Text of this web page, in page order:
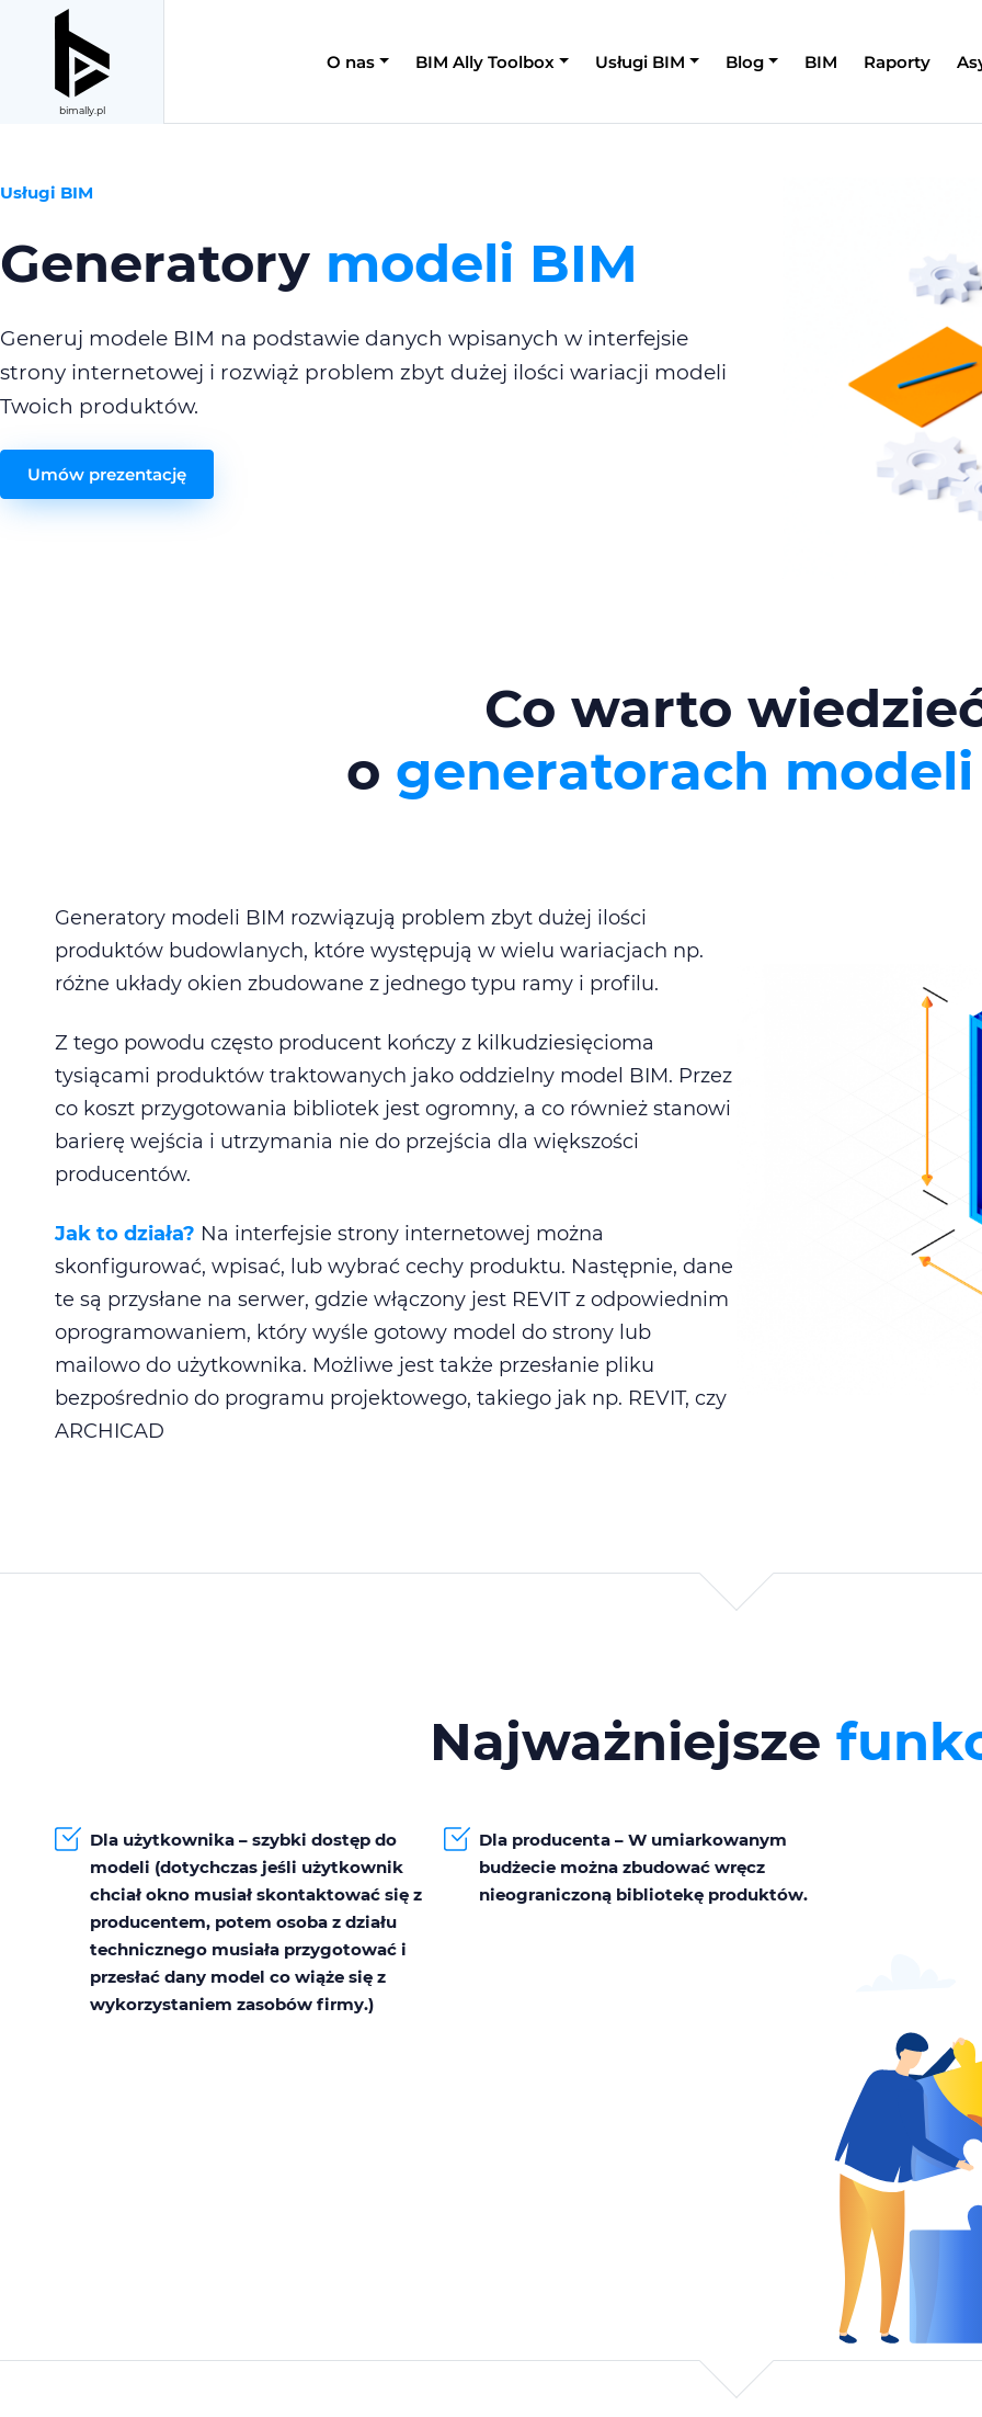
bimally.pl
O nas BIM Ally Toolbox Usługi BIM Blog BIM Raporty
Usługi BIM
Generatory modeli BIM
Generuj modele BIM na podstawie danych wpisanych w interfejsie
strony internetowej i rozwiąż problem zbyt dużej ilości wariacji modeli
Twoich produktów.
Umów prezentację
Co warto
o generatorach modeli
Generatory modeli BIM rozwiązują problem zbyt dużej ilości
produktów budowlanych, które występują w wielu wariacjach np.
różne układy okien zbudowane z jednego typu ramy i profilu.
Z tego powodu często producent kończy z kilkudziesięcioma
tysiącami produktów traktowanych jako oddzielny model BIM. Przez
co koszt przygotowania bibliotek jest ogromny, a co również stanowi
barierę wejścia i utrzymania nie do przejścia dla większości
producentów.
Jak to działa? Na interfejsie strony internetowej można
skonfigurować, wpisać, lub wybrać cechy produktu. Następnie, dane
te są przysłane na serwer, gdzie włączony jest REVIT z odpowiednim
oprogramowaniem, który wyśle gotowy model do strony lub
mailowo do użytkownika. Możliwe jest także przesłanie pliku
bezpośrednio do programu projektowego, takiego jak np. REVIT, czy
ARCHICAD
Najważniejsze
Dla użytkownika – szybki dostęp do
modeli (dotychczas jeśli użytkownik
chciał okno musiał skontaktować się z
producentem, potem osoba z działu
technicznego musiała przygotować i
przesłać dany model co wiąże się z
wykorzystaniem zasobów firmy.)
Dla producenta – W umiarkowanym
budżecie można zbudować wręcz
nieograniczoną bibliotekę produktów.